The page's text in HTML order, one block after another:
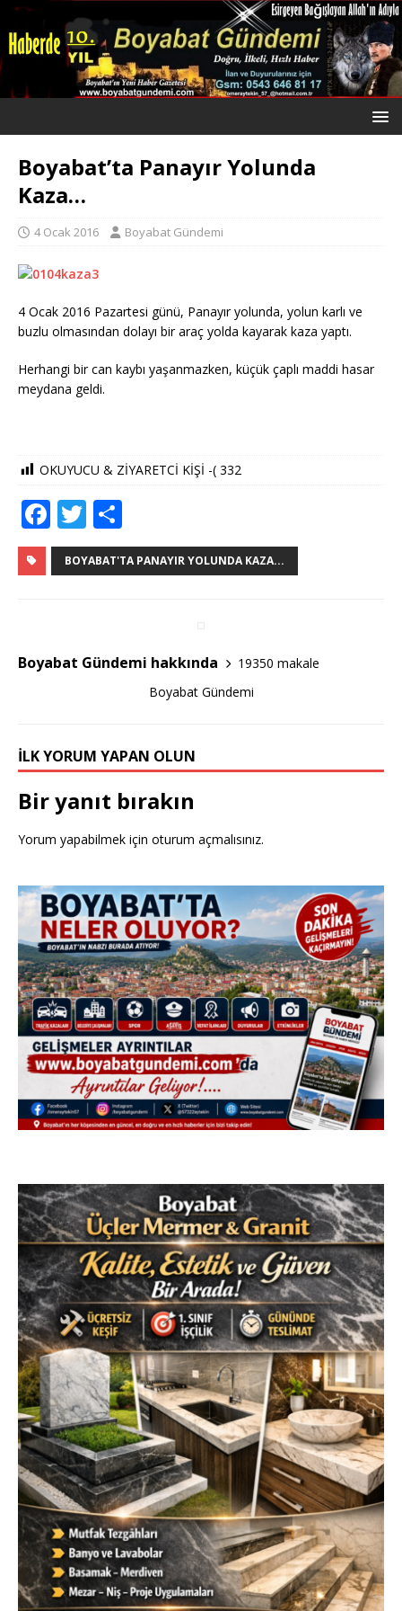
Boyabat’ta Panayır Yolunda
Kaza…
4 Ocak 2016 Boyabat Gündemi
4 Ocak 2016 Pazartesi günü, Panayır yolunda, yolun karlı ve
buzlu olmasından dolayı bir araç yolda kayarak kaza yaptı.
Herhangi bir can kaybı yaşanmazken, küçük çaplı maddi hasar
meydana geldi.
OKUYUCU & ZİYARETCİ KİŞİ -( 332
F
a
c
o
T
w
it
h
ar
BOYABAT'TA PANAYIR YOLUNDA KAZA...
Boyabat Gündemi hakkında
19350 makale
Boyabat Gündemi
İLK YORUM YAPAN OLUN
Bir yanıt bırakın
Yorum yapabilmek için oturum açmalısınız.